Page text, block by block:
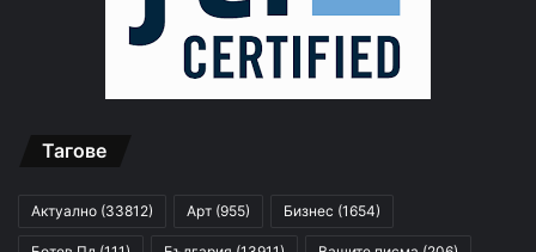
Тагове
Актуално (33812) Арт (955) Бизнес (1654)